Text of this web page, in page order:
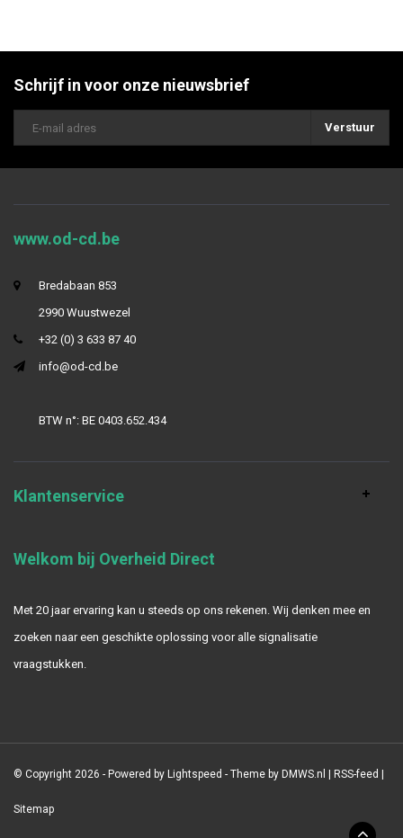
Schrijf in voor onze nieuwsbrief
Verstuur
www.od-cd.be
Bredabaan 853
2990 Wuustwezel
+32 (0) 3 633 87 40
info@od-cd.be
BTW n°: BE 0403.652.434
Klantenservice
Welkom bij Overheid Direct
Met 20 jaar ervaring kan u steeds op ons rekenen. Wij denken mee en
zoeken naar een geschikte oplossing voor alle signalisatie
vraagstukken.
© Copyright 2026 - Powered by Lightspeed - Theme by DMWS.nl RSS-feed
Sitemap